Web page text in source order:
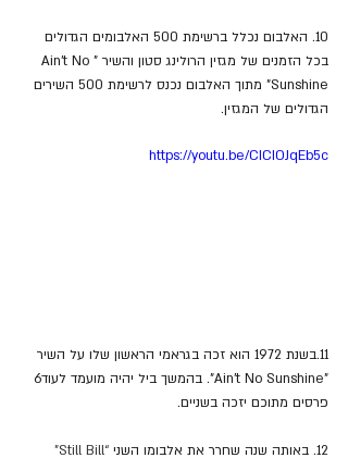
10. האלבום נכלל ברשימת 500 האלבומים הגדולים
בכל הזמנים של מגזין הרולינג סטון והשיר "Ain't No
Sunshine" מתוך האלבום נכנס לרשימת 500 השירים
הגדולים של המגזין.
https://youtu.be/CICIOJqEb5c
11.בשנת 1972 הוא זכה בגראמי הראשון שלו על השיר
פרסים מתוכם יזכה בשניים.
12. באותה שנה שחרר את אלבומו השני “Still Bill”